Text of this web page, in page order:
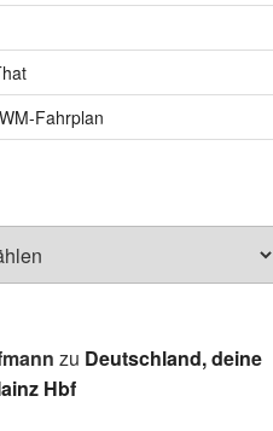
Fahrplan
zu Deutschland, deine
Hbf